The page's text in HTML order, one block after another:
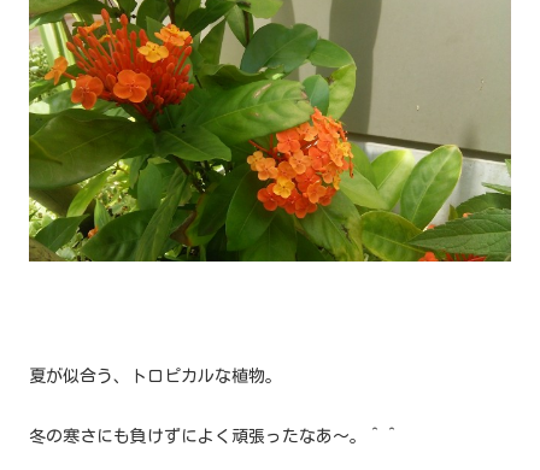
夏が似合う、トロピカルな植物。
冬の寒さにも負けずによく頑張ったなあ～。＾＾